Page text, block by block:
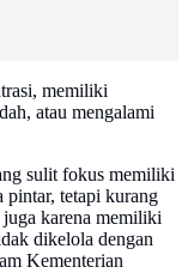
memiliki
atau mengalami
sulit fokus memiliki
pintar, tetapi kurang
karena memiliki
dikelola dengan
Kementerian